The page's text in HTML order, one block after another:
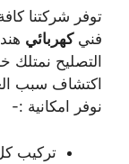
توفر شركتنا
فنيكهربائي
التصليح نمتلك
اكتشاف سبب
نوفر امكانية :-
تركيب